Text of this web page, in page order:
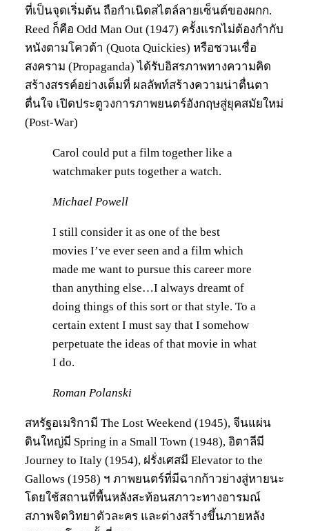
ที่เป็นจุดเริ่มต้น ถือกำเนิดสไตล์ลายเซ็นต์ของผกก.
Reed ก็คือ Odd Man Out (1947) ครั้งแรกไม่ต้องกำกับ
หนังตามโควต้า (Quota Quickies) หรือชวนเชื่อ
สงคราม (Propaganda) ได้รับอิสรภาพทางความคิด
สร้างสรรค์อย่างเต็มที่ ผลลัพท์สร้างความน่าตื่นตา
ตื่นใจ เปิดประตูวงการภาพยนตร์อังกฤษสู่ยุคสมัยใหม่
(Post-War)
Carol could put a film together like a
watchmaker puts together a watch.
Michael Powell
I still consider it as one of the best
movies I’ve ever seen and a film which
made me want to pursue this career more
than anything else…I always dreamt of
doing things of this sort or that style. To a
certain extent I must say that I somehow
perpetuate the ideas of that movie in what
I do.
Roman Polanski
สหรัฐอเมริกามี The Lost Weekend (1945), จีนแผ่น
ดินใหญ่มี Spring in a Small Town (1948), อิตาลีมี
Journey to Italy (1954), ฝรั่งเศสมี Elevator to the
Gallows (1958) ฯ ภาพยนตร์ที่มีฉากก้าวย่างสู่หายนะ
โดยใช้สถานที่พื้นหลังสะท้อนสภาวะทางอารมณ์
สภาพจิตวิทยาตัวละคร และต่างสร้างขึ้นภายหลัง